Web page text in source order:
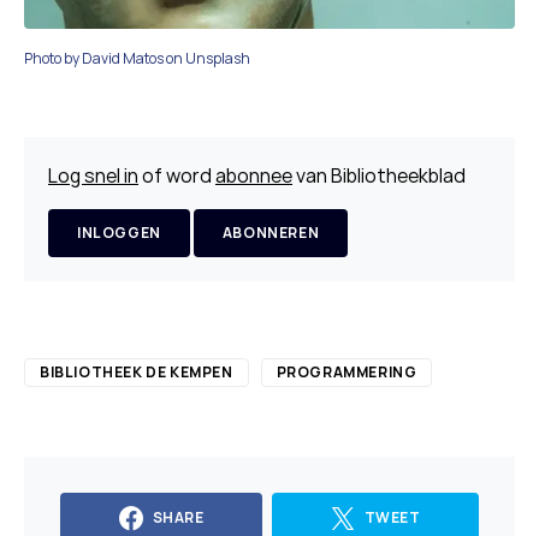
Photo by David Matos on Unsplash
Log snel inof wordabonneevan Bibliotheekblad
INLOGGEN ABONNEREN
BIBLIOTHEEK DE KEMPEN PROGRAMMERING
SHARE TWEET